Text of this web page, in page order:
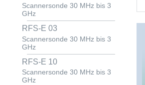
Scannersonde 30 MHz bis 3
GHz
RFS-E 03
Scannersonde 30 MHz bis 3
GHz
RFS-E 10
Scannersonde 30 MHz bis 3
GHz